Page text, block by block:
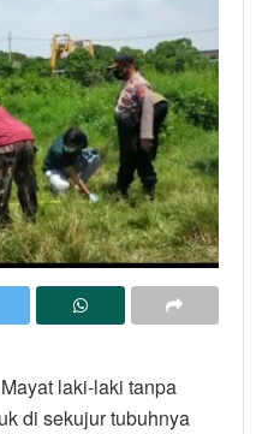
laki-laki tanpa
di sekujur tubuhnya